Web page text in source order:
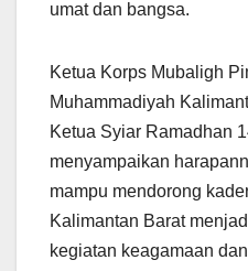
umat dan bangsa.
Ketua Korps Mubaligh
Muhammadiyah
Ketua Syiar Ramadhan
menyampaikan
mampu mendorong
Kalimantan Barat
kegiatan keagamaan